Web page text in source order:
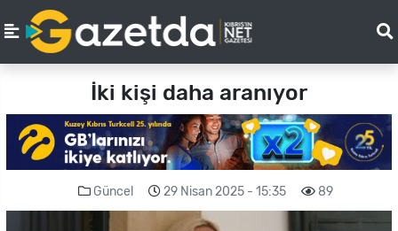
İki kişi daha aranıyor
Güncel 29 Nisan 2025 - 15:35 89